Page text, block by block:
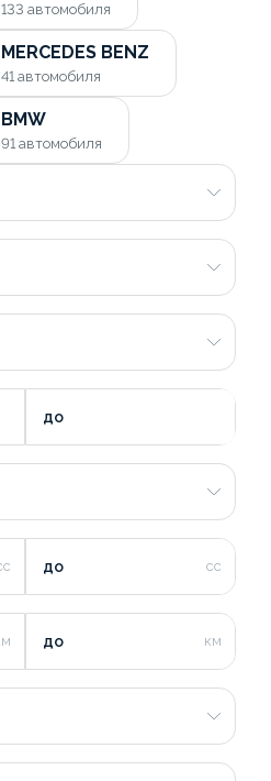
133 автомобиля
MERCEDES BENZ
41 автомобиля
BMW
91 автомобиля
до
до
до